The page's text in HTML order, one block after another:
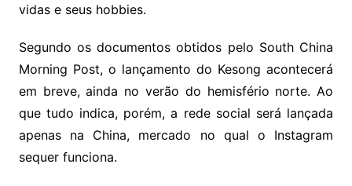
vidas e seus hobbies.
Segundo os documentos obtidos pelo South China
Morning Post, o lançamento do Kesong acontecerá
em breve, ainda no verão do hemisfério norte. Ao
que tudo indica, porém, a rede social será lançada
apenas na China, mercado no qual o Instagram
sequer funciona.